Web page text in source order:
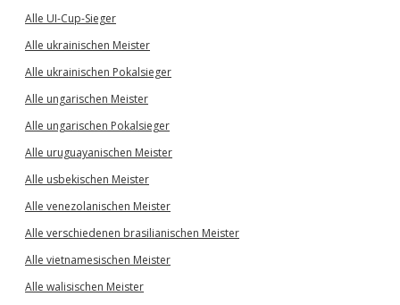
Alle UI-Cup-Sieger
Alle ukrainischen Meister
Alle ukrainischen Pokalsieger
Alle ungarischen Meister
Alle ungarischen Pokalsieger
Alle uruguayanischen Meister
Alle usbekischen Meister
Alle venezolanischen Meister
Alle verschiedenen brasilianischen Meister
Alle vietnamesischen Meister
Alle walisischen Meister